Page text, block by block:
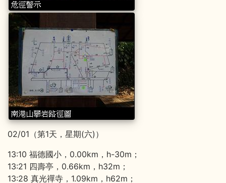
02/01（第1天，星期(六)）
13:10 福德國小，0.00km，h-30m；
13:21 四壽亭，0.66km，h32m；
13:28 真光禪寺，1.09km，h62m；